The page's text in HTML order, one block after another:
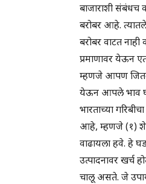
बाजाराशी संबंधच
बरोबर आहे.
बरोबर वाटत
प्रमाणावर येऊन
म्हणजे आपण जितकी
येऊन आपले भाव
भारताच्या
आहे, म्हणजे (१)
वाढायला हवे. हे
उत्पादनावर खर्च
चालू असते. जे